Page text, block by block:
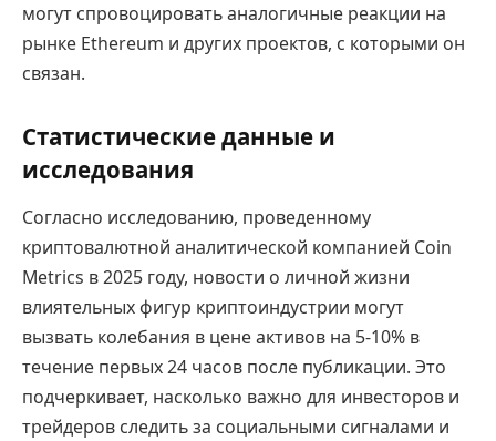
могут спровоцировать аналогичные реакции на
рынке Ethereum и других проектов, с которыми он
связан.
Статистические данные и
исследования
Согласно исследованию, проведенному
криптовалютной аналитической компанией Coin
Metrics в 2025 году, новости о личной жизни
влиятельных фигур криптоиндустрии могут
вызвать колебания в цене активов на 5-10% в
течение первых 24 часов после публикации. Это
подчеркивает, насколько важно для инвесторов и
трейдеров следить за социальными сигналами и